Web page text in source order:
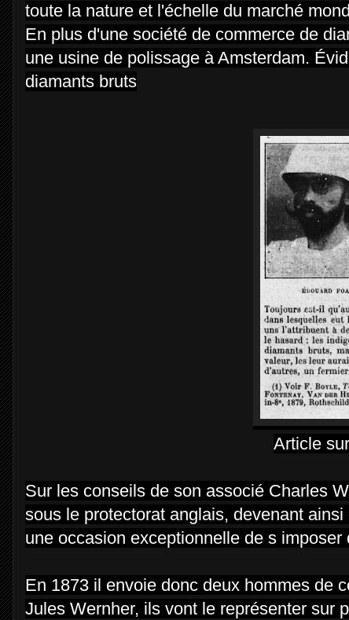
toute la nature et l'échelle du marché
En plus d'une société de commerce de
une usine de polissage à Amsterdam.
diamants bruts
Article
Sur les conseils de son associé Charles
sous le protectorat anglais, devenant
une occasion exceptionnelle de s
En 1873 il envoie donc deux hommes de
Jules Wernher, ils vont le représenter sur